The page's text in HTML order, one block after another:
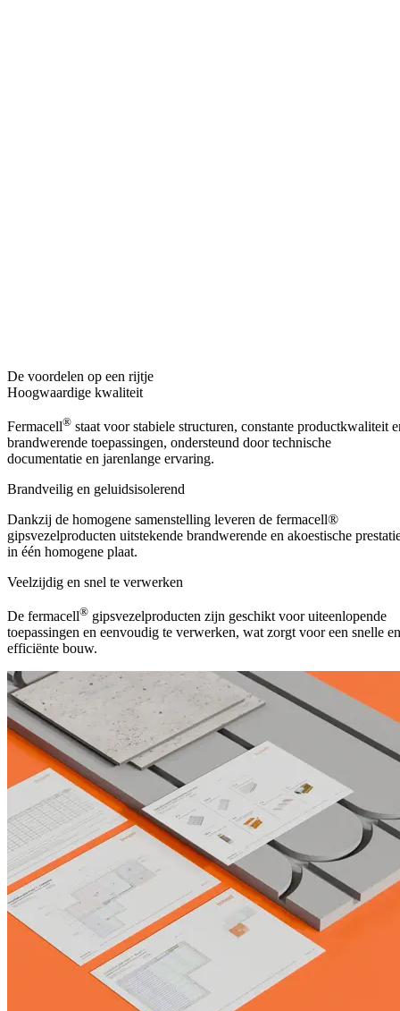
De voordelen op een rijtje
Hoogwaardige kwaliteit
Fermacell® staat voor stabiele structuren, constante productkwaliteit
brandwerende toepassingen, ondersteund door technische
documentatie en jarenlange ervaring.
Brandveilig en geluidsisolerend
Dankzij de homogene samenstelling leveren de fermacell®
gipsvezelproducten uitstekende brandwerende en akoestische
in één homogene plaat.
Veelzijdig en snel te verwerken
De fermacell® gipsvezelproducten zijn geschikt voor uiteenlopende
toepassingen en eenvoudig te verwerken, wat zorgt voor een snelle en
efficiënte bouw.